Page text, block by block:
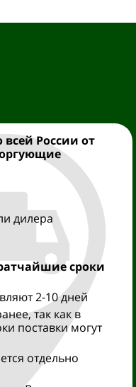
всей России от
дилера
сроки
2-10 дней
так как в
поставки могут
отдельно